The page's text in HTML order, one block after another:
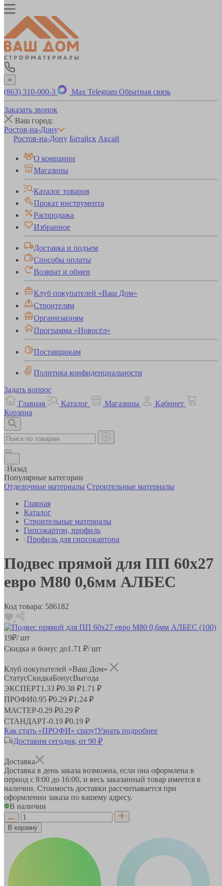
×
(863) 310-000-3 Max Telegram Обратная связь
Заказать звонок
Ваш город:
Ростов-на-Дону
Ростов-на-Дону Батайск Аксай
О компании
Магазины
Каталог товаров
Прокат инструмента
Распродажа
Избранное
Доставка и подъем
Способы оплаты
Возврат и обмен
Клуб покупателей «Ваш Дом»
Строителям
Организациям
Программа «Новосёл»
Поставщикам
Политика конфиденциальности
Задать вопрос
Главная
Каталог Магазины
Кабинет
Корзина
Назад
Популярные категории
Отделочные материалы Строительные материалы
Главная
Каталог
Строительные материалы
Гипсокартон, профиль
Профиль для гипсокартона
Подвес прямой для ПП 60х27
евро М80 0,6мм АЛБЕС
Код товара: 586182
19₽/ шт
Скидка и бонус до1.71 ₽/ шт
Клуб покупателей «Ваш Дом»
СтатусСкидкаБонусВыгода
ЭКСПЕРТ1.33 ₽0.38 ₽1.71 ₽
ПРОФИ0.95 ₽0.29 ₽1.24 ₽
МАСТЕР-0.29 ₽0.29 ₽
СТАНДАРТ-0.19 ₽0.19 ₽
Как стать «ПРОФИ» сразу!Узнать подробнее
Доставим сегодня, от 90 ₽
Доставка
Доставка в день заказа возможна, если она оформлена в
период с 8:00 до 16:00, и весь заказанный товар имеется в
наличии. Стоимость доставки рассчитывается при
оформлении заказа по вашему адресу.
В наличии
В корзину